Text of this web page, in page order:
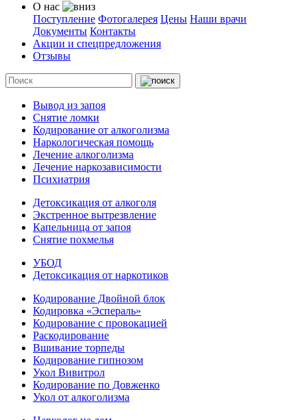
О нас
Поступление Фотогалерея Цены Наши врачи
Документы Контакты
Акции и спецпредложения
Отзывы
Вывод из запоя
Снятие ломки
Кодирование от алкоголизма
Наркологическая помощь
Лечение алкоголизма
Лечение наркозависимости
Психиатрия
Детоксикация от алкоголя
Экстренное вытрезвление
Капельница от запоя
Снятие похмелья
УБОД
Детоксикация от наркотиков
Кодирование Двойной блок
Кодировка «Эспераль»
Кодирование с провокацией
Раскодирование
Вшивание торпеды
Кодирование гипнозом
Укол Вивитрол
Кодирование по Довженко
Укол от алкоголизма